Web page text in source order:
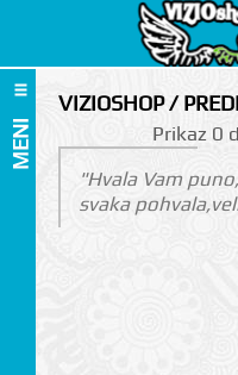
MENI
VIZIOSHOP /
Prikаz 0
"Hvala Vam
svaka